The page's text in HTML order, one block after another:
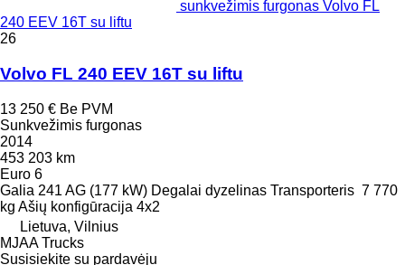
sunkvežimis furgonas Volvo FL
240 EEV 16T su liftu
26
Volvo FL 240 EEV 16T su liftu
13 250 € Be PVM
Sunkvežimis furgonas
2014
453 203 km
Euro 6
Galia 241 AG (177 kW) Degalai dyzelinas Transporteris 7 770
kg Ašių konfigūracija 4x2
Lietuva, Vilnius
MJAA Trucks
Susisiekite su pardavėju